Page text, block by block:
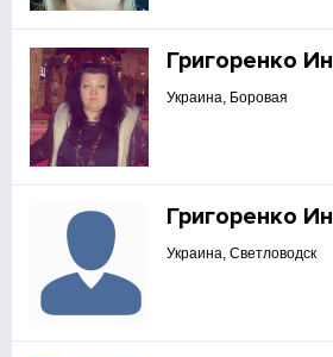
Григоренко
Украина, Боровая
Григоренко
Украина, Светловодск